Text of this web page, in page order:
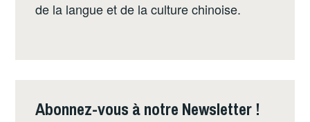
de la langue et de la culture chinoise.
Abonnez-vous à notre Newsletter !